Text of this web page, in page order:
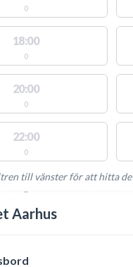
0
18:00
0
20:00
0
22:00
0
till vänster för att hitta de
AKTIVITETER
Aarhus